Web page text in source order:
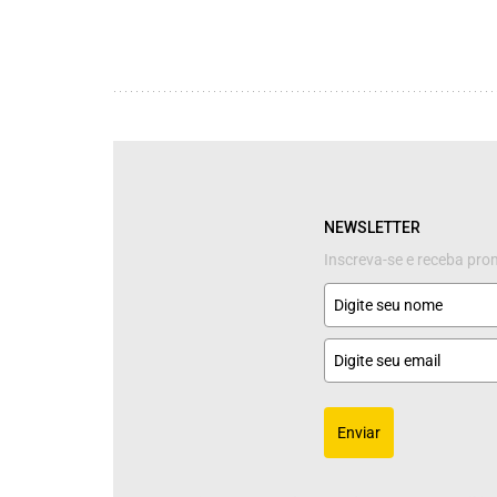
NEWSLETTER
Inscreva-se e receba
Enviar